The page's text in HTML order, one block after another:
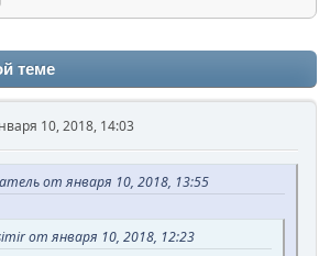
теме
10, 2018, 14:03
от января 10, 2018, 13:55
от января 10, 2018, 12:23